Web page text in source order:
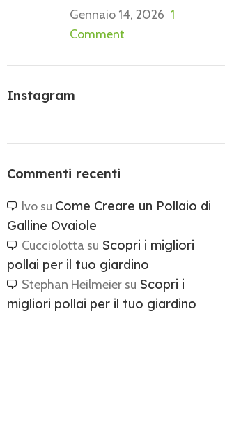
Gennaio 14, 2026 1
Comment
Instagram
Commenti recenti
Ivosu Come Creare un Pollaio di
Galline Ovaiole
Cucciolotta su Scopri i migliori
pollai per il tuo giardino
Stephan Heilmeiersu Scopri i
migliori pollai per il tuo giardino